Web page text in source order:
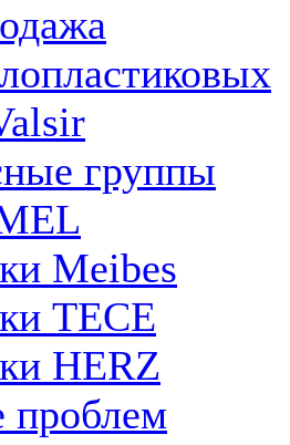
группы
Meibes
ТЕСЕ
HERZ
проблем